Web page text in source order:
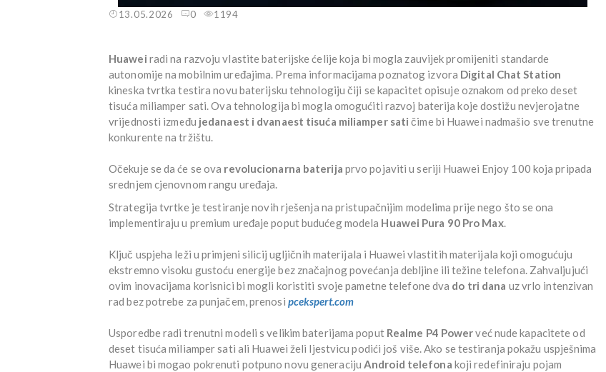
13.05.2026 0 1194
Huawei radi na razvoju vlastite baterijske ćelije koja bi mogla zauvijek promijeniti standarde
autonomije na mobilnim uređajima. Prema informacijama poznatog izvora Digital Chat Station
kineska tvrtka testira novu baterijsku tehnologiju čiji se kapacitet opisuje oznakom od preko deset
tisuća miliamper sati. Ova tehnologija bi mogla omogućiti razvoj baterija koje dostižu nevjerojatne
vrijednosti između jedanaest i dvanaest tisuća miliamper sati čime bi Huawei nadmašio sve trenutne
konkurente na tržištu.
Očekuje se da će se ova revolucionarna baterija prvo pojaviti u seriji Huawei Enjoy 100 koja pripada
srednjem cjenovnom rangu uređaja.
Strategija tvrtke je testiranje novih rješenja na pristupačnijim modelima prije nego što se ona
implementiraju u premium uređaje poput budućeg modela Huawei Pura 90 Pro Max.
Ključ uspjeha leži u primjeni silicij ugljičnih materijala i Huawei vlastitih materijala koji omogućuju
ekstremno visoku gustoću energije bez značajnog povećanja debljine ili težine telefona. Zahvaljujući
ovim inovacijama korisnici bi mogli koristiti svoje pametne telefone dva do tri dana uz vrlo intenzivan
rad bez potrebe za punjačem, prenosi pcekspert.com
Usporedbe radi trenutni modeli s velikim baterijama poput Realme P4 Powerveć nude kapacitete od
deset tisuća miliamper sati ali Huawei želi ljestvicu podići još više. Ako se testiranja pokažu uspješnima
Huawei bi mogao pokrenuti potpuno novu generacijuAndroid telefona koji redefiniraju pojam